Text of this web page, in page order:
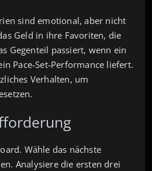
sind emotional, aber nicht
Geld in ihre Favoriten, die
Gegenteil passiert, wenn ein
Pace‑Set‑Performance liefert.
Verhalten, um
Wähle das nächste
Analysiere die ersten drei